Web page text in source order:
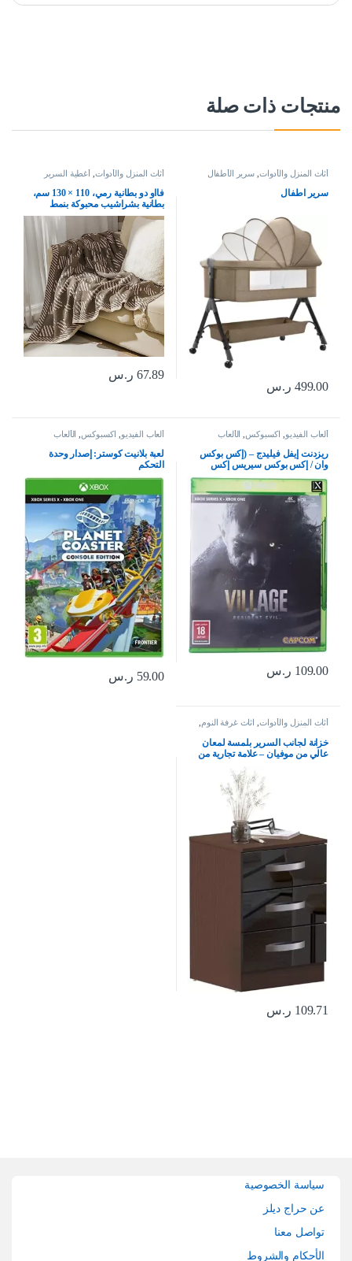
منتجات ذات صلة
أثاث المنزل والأدوات سرير الأطفال
سرير اطفال
499.00 ر.س
أثاث المنزل والأدوات أغطية السرير
والوسائد
فااو دو بطانية رمي، 110 × 130 سم،
بطانية بشراشيب محبوكة بنمط
بوهيمي، بطانية تكييف الهواء الصيفية،
بطانية قيلولة، بطانية للسكن الجامعي
للكنبة والتخييم والاقامة المنزلية
والسفر، نمط 2
67.89 ر.س
ألعاب الفيديو اكسبوكس الألعاب
ريزدنت إيفل فيليدج – (إكس بوكس
وان / إكس بوكس سيريس إكس
بوكس إكس بوكس إكس | إس إس
109.00 ر.س
ألعاب الفيديو اكسبوكس الألعاب
لعبة بلانيت كوستر: إصدار وحدة
التحكم
59.00 ر.س
أثاث المنزل والأدوات اثاث غرفة النوم
طاولة السرير
خزانة لجانب السرير بلمسة لمعان
عالي من موفيان – علامة تجارية من
109.71 ر.س
سياسة الخصوصية
عن حراج ديلز
تواصل معنا
الأحكام والشروط